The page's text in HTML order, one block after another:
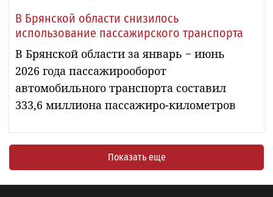
В Брянской области снизилось
использование пассажирского транспорта
В Брянской области за январь − июнь
2026 года пассажирооборот
автомобильного транспорта составил
333,6 миллиона пассажиро-километров
Показать еще